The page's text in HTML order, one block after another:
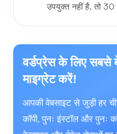
उपयुक्त नहीं है, तो 30
वर्डप्रेस के लिए सबसे
माइग्रेट करें!
आपकी वेबसाइट से जुड़ी हर
कॉपी, पुनः इंस्टॉल और पुनः